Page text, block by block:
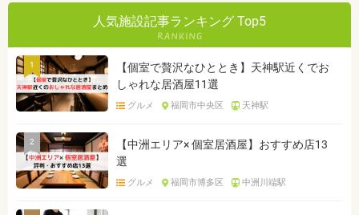
人気施設記事ランキング Top5
1
【個室で贅沢なひととき】天神駅近くでお
しゃれな居酒屋11選
グルメ 福岡市中央区 天神駅
2
【中洲エリア× 個室居酒屋】おすすめ店13
選
グルメ 福岡市博多区 中洲川端駅